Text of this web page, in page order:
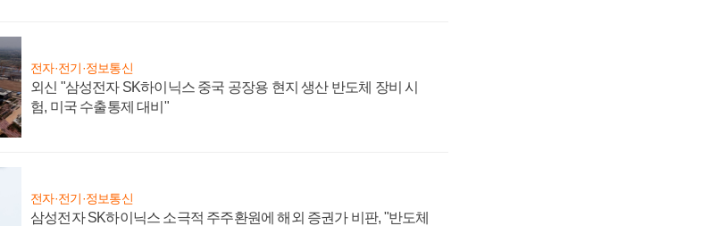
전자·전기·정보통신
외신 "삼성전자 SK하이닉스 중국 공장용 현지 생산 반도체 장비 시
험, 미국 수출통제 대비"
전자·전기·정보통신
삼성전자 SK하이닉스 소극적 주주환원에 해외 증권가 비판, "반도체